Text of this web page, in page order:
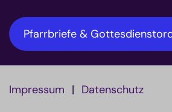
Pfarrbriefe &
Impressum Datenschutz